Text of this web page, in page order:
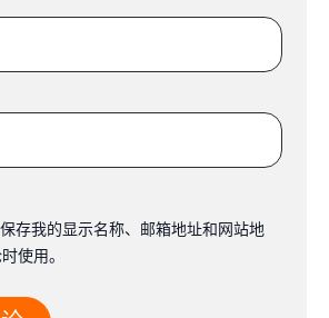
存我的显示名称、邮箱地址和网站地
使用。